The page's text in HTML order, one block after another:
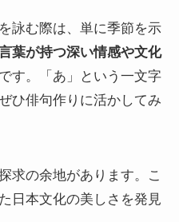
詠む際は、単に季節を示
葉が持つ深い情感や文化
す。「あ」という一文字
ひ俳句作りに活かしてみ
求の余地があります。こ
日本文化の美しさを発見